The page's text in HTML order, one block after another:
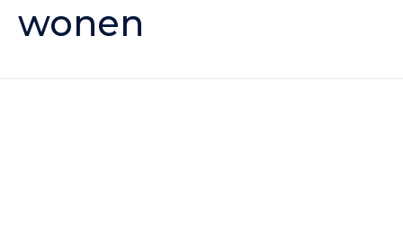
wonen